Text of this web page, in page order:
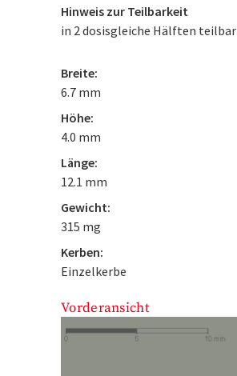
Hinweis zur Teilbarkeit
in 2 dosisgleiche Hälften teilbar
Breite:
6.7 mm
Höhe:
4.0 mm
Länge:
12.1 mm
Gewicht:
315 mg
Kerben:
Einzelkerbe
Vorderansicht